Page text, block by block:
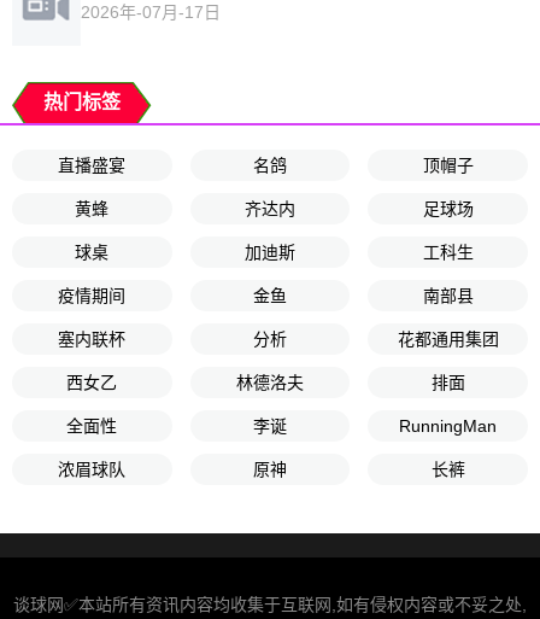
2026年-07月-17日
热门标签
直播盛宴 名鸽 顶帽子
黄蜂 齐达内 足球场
球桌 加迪斯 工科生
疫情期间 金鱼 南部县
塞内联杯 分析 花都通用集团
西女乙 林德洛夫 排面
全面性 李诞 RunningMan
浓眉球队 原神 长裤
谈球网✅本站所有资讯内容均收集于互联网,如有侵权内容或不妥之处,